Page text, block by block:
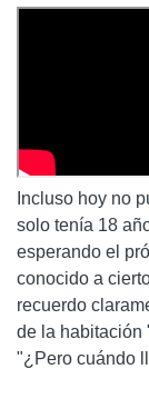
Incluso hoy no
solo tenía 18
esperando el
conocido a
recuerdo
de la habitación
"¿Pero cuándo